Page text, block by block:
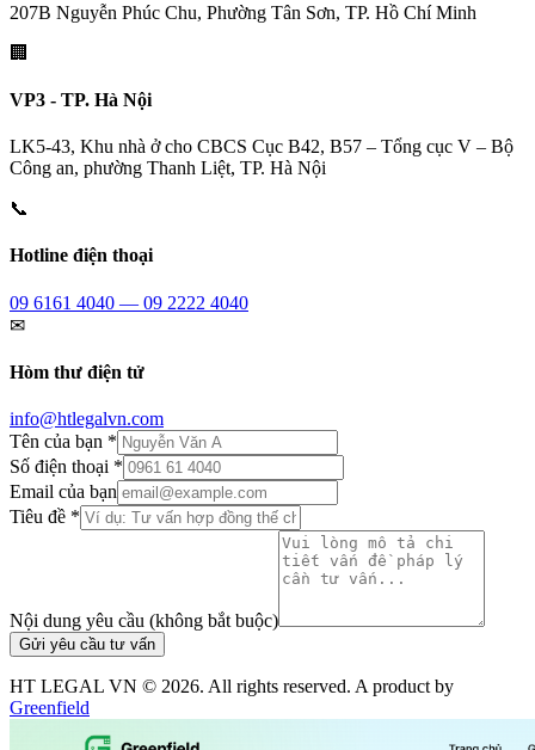
207B Nguyễn Phúc Chu, Phường Tân Sơn, TP. Hồ Chí Minh
🏢
VP3 - TP. Hà Nội
LK5-43, Khu nhà ở cho CBCS Cục B42, B57 – Tổng cục V – Bộ
Công an, phường Thanh Liệt, TP. Hà Nội
📞
Hotline điện thoại
09 6161 4040 — 09 2222 4040
✉
Hòm thư điện tử
info@htlegalvn.com
Tên của bạn *
Số điện thoại *
Email của bạn
Tiêu đề *
Nội dung yêu cầu (không bắt buộc)
Gửi yêu cầu tư vấn
HT LEGAL VN © 2026. All rights reserved. A product by
Greenfield